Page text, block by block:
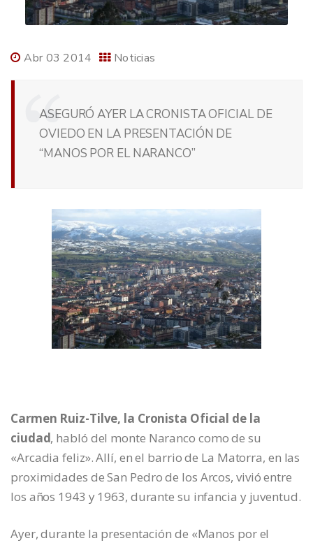
Abr 03 2014 Noticias
ASEGURÓ AYER LA CRONISTA OFICIAL DE
OVIEDO EN LA PRESENTACIÓN DE
“MANOS POR EL NARANCO”
Carmen Ruiz-Tilve, la Cronista Oficial de la
ciudad, habló del monte Naranco como de su
«Arcadia feliz». Allí, en el barrio de La Matorra, en las
proximidades de San Pedro de los Arcos, vivió entre
los años 1943 y 1963, durante su infancia y juventud.
Ayer, durante la presentación de «Manos por el